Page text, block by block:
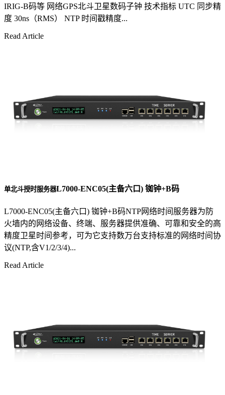
IRIG-B码等 网络GPS北斗卫星数码子钟 技术指标 UTC 同步精
度 30ns（RMS） NTP 时间戳精度...
Read Article
单北斗授时服务器L7000-ENC05(主备六口) 铷钟+B码
L7000-ENC05(主备六口) 铷钟+B码NTP网络时间服务器为防
火墙内的网络设备、终端、服务器提供准确、可靠和安全的高
精度卫星时间参考，可为它支持数万台支持标准的网络时间协
议(NTP,含V1/2/3/4)...
Read Article